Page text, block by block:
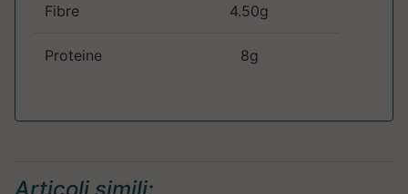
Fibre 4.50g
Proteine 8g